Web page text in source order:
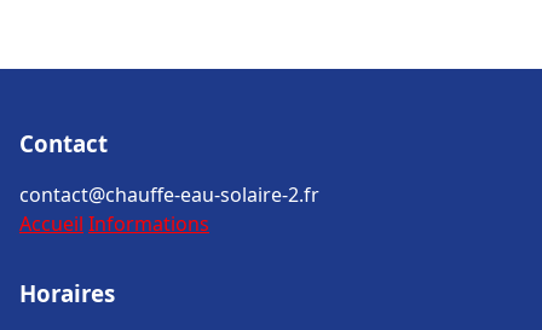
Contact
contact@chauffe-eau-solaire-2.fr
Accueil Informations
Horaires